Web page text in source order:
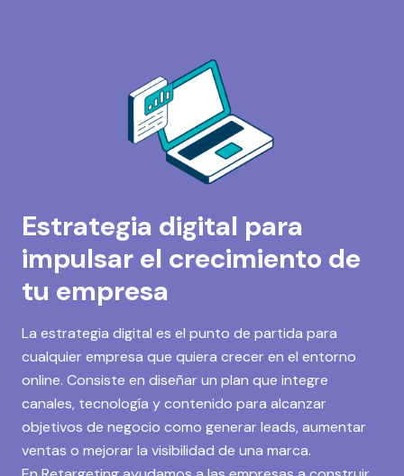
Estrategia digital para
impulsar el crecimiento de
tu empresa
La estrategia digital es el punto de partida para
cualquier empresa que quiera crecer en el entorno
online. Consiste en diseñar un plan que integre
canales, tecnología y contenido para alcanzar
objetivos de negocio como generar leads, aumentar
ventas o mejorar la visibilidad de una marca.